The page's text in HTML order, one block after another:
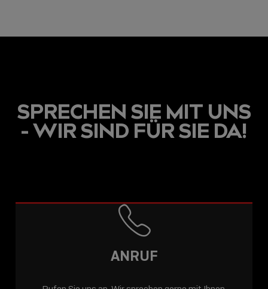
SPRECHEN SIE MIT UNS
- WIR SIND FÜR SIE DA!
ANRUF